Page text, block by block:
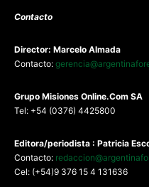
Contacto
Director: Marcelo Almada
Contacto:
Grupo Misiones Online.Com SA
Tel: +54 (0376) 4425800
Editora/periodista : Patricia
Contacto:
Cel: (+54)9 376 15 4 131636